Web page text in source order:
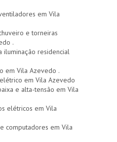
em Vila
e torneiras
.
iluminação residencial
em Vila Azevedo .
em Vila Azevedo
e alta-tensão em Vila
elétricos em Vila
computadores em Vila